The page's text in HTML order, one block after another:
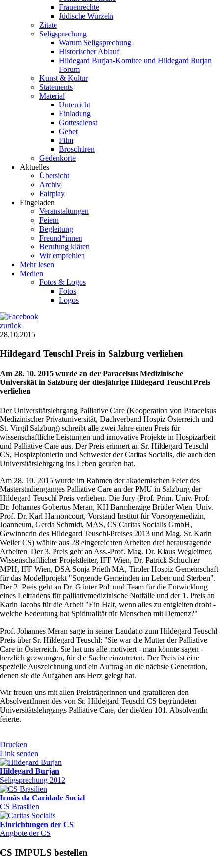
Frauenrechte
Jüdische Wurzeln
Zitate
Seligsprechung
Warum Seligsprechung
Historischer Ablauf
Hildegard Burjan-Komitee und Hildegard Burjan
Forum
Kunst & Kultur
Statements
Material
Unterricht
Einladung
Gottesdienst
Gebet
Film
Broschüren
Gedenkorte
Aktuelles
Übersicht
Archiv
Fairplay
Eingeladen
Veranstaltungen
Feiern
Begleitung
Freund*innen
Berufung klären
Wir empfehlen
Mehr lesen
Medien
Fotos & Logos
Fotos
Logos
zurück
28.10.2015
Hildegard Teuschl Preis in Salzburg verliehen
Am 28. 10. 2015 wurde an der Paracelsus Medizinische
Universität in Salzburg der diesjährige Hildegard Teuschl Preis
verliehen
Der Universitätslehrgang Palliative Care (Kooperation von Paracelsus
Medizinischer Privatuniversität, Dachverband Hospiz Österreich und
St. Virgil Salzburg) schreibt alle zwei Jahre einen Preis für
wissenschaftliche Leistungen und innovative Projekte in Hospizarbeit
und Palliative Care aus. Der Preis erinnert an Sr. Hildegard Teuschl
CS, Hospizpionierin und Schwester der Caritas Socialis, die auch den
Universitätslehrgang ins Leben gerufen hat.
Am 28. 10. 2015 wurde im Rahmen der akademischen Feier des
Masterstudienganges Palliative Care an der PMU in Salzburg der
Hildegard Teuschl Preis verliehen. Die Jury (Prof. Prim. Univ. Prof.
Dr. Johannes Gobertus Meran, KH Barmherzige Brüder Wien, Univ.
Prof. Dr. Karl Harnoncourt, Vorstand Institut für Vorsorgemedizin,
Joanneum, Gerda Schmidt, MAS, CS Caritas Socialis GmbH,
Gewinnerin des Hildegard Teuschl-Preises 2013 und Mag. Sr. Karin
Weiler CS) wählte aus 28 eingereichten Arbeiten drei herausragende
Arbeiten: Der 3. Preis geht an Ass.-Prof. Mag. Dr. Klaus Wegleitner,
Wissenschaftlicher Projektleiter, IFF Wien, Dr. Patrick Schuchter
MPH, IFF Wien, DSA Sonja Prieth MA, Tiroler Hospiz Gemeinschaft
für das Modellprojekt "Sorgende Gemeinden im Leben und Sterben".
Der 2. Preis geht an Dr. Günter Polt und Team für die Entwicklung
eines Leitfadens für palliativmedizinische Notfälle und der 1. Preis an
Karin Jacobs für die Arbeit "Ein Halt, wenn alles zu entgleiten droht -
welche Bedeutung hat Spiritualität für Menschen mit Demenz?"
Prof. Johannes Meran sagte in seiner Laudatio zum Hildegard Teuschl
Preis über Sr. Hildegard Teuschl: "Sie war die Mutter der Palliative
Care in Österreich. Sie hat uns alle motiviert - man könnte sagen -
herzlich gezwungen, für die Sache einzutreten. Der Preis ist eine
spezielle Auszeichnung und ein Auftrag an die nächste Generation,
denen sie die Aufgaben ans Herz gelegt hat.
Wir freuen uns mit allen PreisträgerInnen und gratulieren den
AbsolventInnen des von Sr. Hildegard Teuschl CS begründeten
Universitätslehrgangs Palliative Care, der die/den 101. AbsolventIn
feierte.
Drucken
Link senden
Hildegard Burjan
Seligsprechung 2012
Irmãs da Caridade Social
CS Brasilien
Einrichtungen der CS
Angbote der CS
CS IMPULS bestellen